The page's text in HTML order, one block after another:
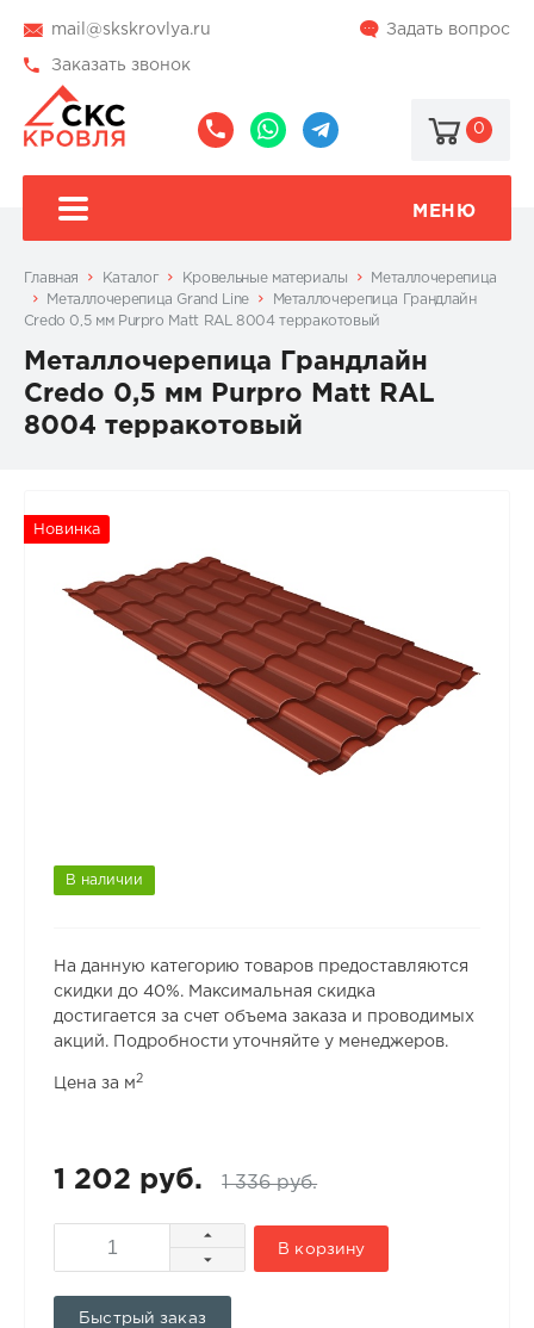
mail@skskrovlya.ru Задать вопрос
Заказать звонок
0
МЕНЮ
Главная Каталог Кровельные материалы
Металлочерепица
Металлочерепица Grand Line
Металлочерепица Грандлайн
Credo 0,5 мм Purpro Matt RAL 8004 терракотовый
Металлочерепица Грандлайн
Credo 0,5 мм Purpro Matt RAL
8004 терракотовый
Новинка
В наличии
На данную категорию товаров предоставляются
скидки до 40%. Максимальная скидка
достигается за счет объема заказа и проводимых
акций. Подробности уточняйте у менеджеров.
Цена за м 2
1 202 руб. 1 336 руб.
В корзину
Быстрый заказ